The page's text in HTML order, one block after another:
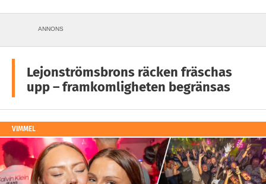
ANNONS
Lejonströmsbrons räcken fräschas
upp – framkomligheten begränsas
VIMMEL